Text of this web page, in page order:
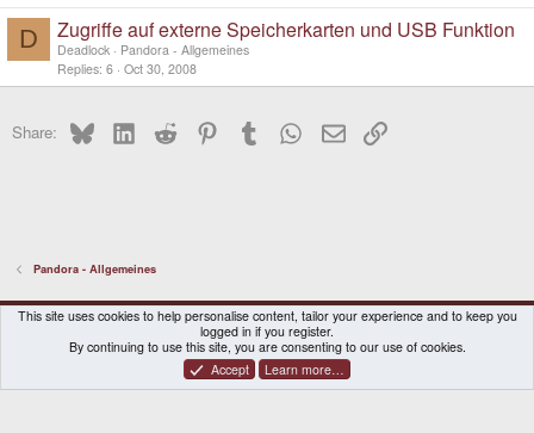
D Zugriffe auf externe Speicherkarten und USB Funktion
Deadlock
Pandora - Allgemeines
Replies 6 Oct 30, 2008
Share: BlueskyLinkedInReddit PinterestTumblr WhatsApp
EmailLink
Pandora - Allgemeines
DragonBox Pyra
English (US)
Contact us
Terms and rules Privacy policy Help Home
® © 2010-2026 XenForo Ltd.|Certain add-on by SyTry.
This site uses cookies to help personalise content, tailor your experience and to keep you
logged in if you register.
By continuing to use this site, you are consenting to our use of cookies.
Accept
Learn more…